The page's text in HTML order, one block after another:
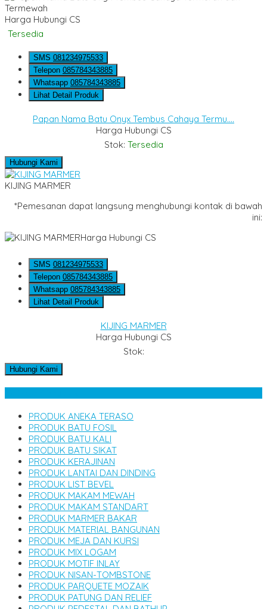
Harga Hubungi CS
Tersedia
SMS 081234975533
Telepon 085784343885
Whatsapp 085784343885
Lihat Detail Produk
Papan Nama Batu Onyx Tembus Cahaya Termu....
Harga Hubungi CS
Stok: Tersedia
Hubungi Kami
KIJING MARMER
*Pemesanan dapat langsung menghubungi kontak di bawah
ini:
Harga Hubungi CS
SMS 081234975533
Telepon 085784343885
Whatsapp 085784343885
Lihat Detail Produk
KIJING MARMER
Harga Hubungi CS
Stok:
Hubungi Kami
PRODUK ANEKA TERASO
PRODUK BATU FOSIL
PRODUK BATU KALI
PRODUK BATU SIKAT
PRODUK KERAJINAN
PRODUK LANTAI DAN DINDING
PRODUK LIST BEVEL
PRODUK MAKAM MEWAH
PRODUK MAKAM STANDART
PRODUK MARMER BAKAR
PRODUK MATERIAL BANGUNAN
PRODUK MEJA DAN KURSI
PRODUK MIX LOGAM
PRODUK MOTIF INLAY
PRODUK NISAN-TOMBSTONE
PRODUK PARQUETE MOZAIK
PRODUK PATUNG DAN RELIEF